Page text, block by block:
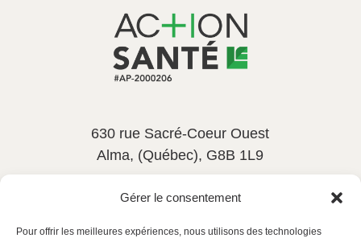
Gérer le consentement
Pour offrir les meilleures expériences, nous utilisons des technologies
630 rue Sacré-Coeur Ouest
Alma, (Québec), G8B 1L9
581-533-6545 poste 114
rh@actionsantelc.com